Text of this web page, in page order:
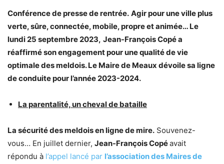
Conférence de presse de rentrée. Agir pour une ville plus
verte, sûre, connectée, mobile, propre et animée… Le
lundi 25 septembre 2023, Jean-François Copé a
réaffirmé son engagement pour une qualité de vie
optimale des meldois. Le Maire de Meaux dévoile sa ligne
de conduite pour l’année 2023-2024.
La parentalité, un cheval de bataille
La sécurité des meldois en ligne de mire. Souvenez-
vous… En juillet dernier, Jean-François Copéavait
répondu à l’appel lancé par l’association des Maires de